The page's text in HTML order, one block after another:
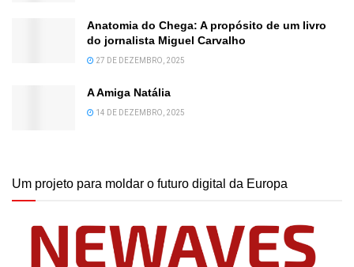
Anatomia do Chega: A propósito de um livro
do jornalista Miguel Carvalho
27 DE DEZEMBRO, 2025
A Amiga Natália
14 DE DEZEMBRO, 2025
Um projeto para moldar o futuro digital da Europa